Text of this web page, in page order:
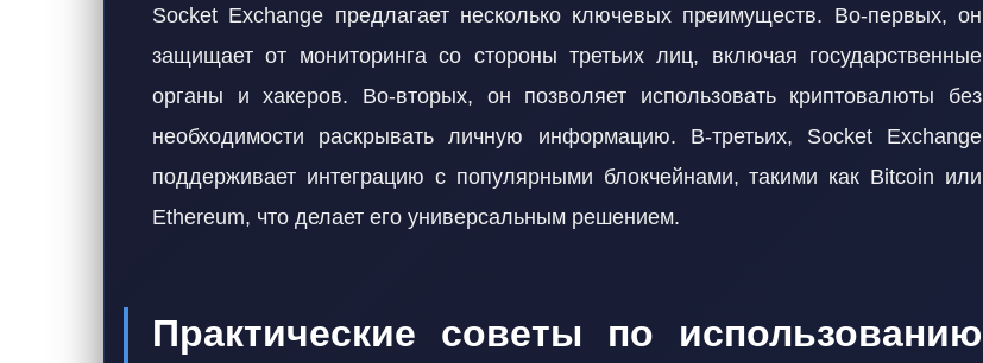
Socket Exchange предлагает несколько ключевых преимуществ. Во-первых, он
защищает от мониторинга со стороны третьих лиц, включая государственные
органы и хакеров. Во-вторых, он позволяет использовать криптовалюты без
необходимости раскрывать личную информацию. В-третьих, Socket Exchange
поддерживает интеграцию с популярными блокчейнами, такими как Bitcoin или
Ethereum, что делает его универсальным решением.
Практические советы по использованию